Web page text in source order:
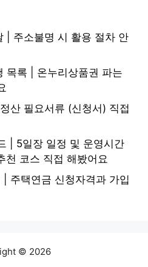
| 주소불명 시 활용 절차 안
목록 | 온누리상품권 파는
산 필요서류 (신청서) 직접
| 5일장 일정 및 운영시간
천 코스 직접 해봤어요
주택연금 신청자격과 가입
© 2026